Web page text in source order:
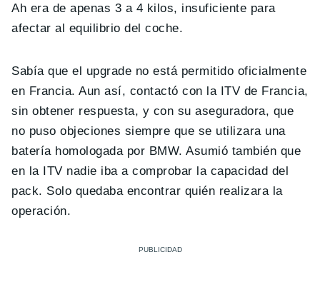
Ah era de apenas 3 a 4 kilos, insuficiente para
afectar al equilibrio del coche.
Sabía que el upgrade no está permitido oficialmente
en Francia. Aun así, contactó con la ITV de Francia,
sin obtener respuesta, y con su aseguradora, que
no puso objeciones siempre que se utilizara una
batería homologada por BMW. Asumió también que
en la ITV nadie iba a comprobar la capacidad del
pack. Solo quedaba encontrar quién realizara la
operación.